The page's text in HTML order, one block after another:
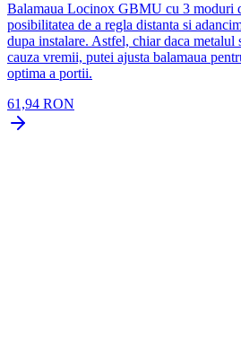
Balamaua Locinox GBMU cu 3 moduri
posibilitatea de a regla distanta si
dupa instalare. Astfel, chiar daca metalul
cauza vremii, putei ajusta balamaua
optima a portii.
61,94 RON